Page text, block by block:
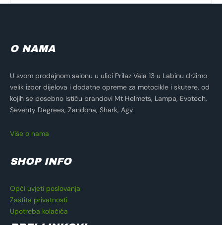
O NAMA
U svom prodajnom salonu u ulici Prilaz Vala 13 u Labinu držimo
velik izbor dijelova i dodatne opreme za motocikle i skutere, od
kojih se posebno ističu brandovi Mt Helmets, Lampa, Evotech,
Seventy Degrees, Zandona, Shark, Agv.
Više o nama
SHOP INFO
Opći uvjeti poslovanja
Zaštita privatnosti
Upotreba kolačića